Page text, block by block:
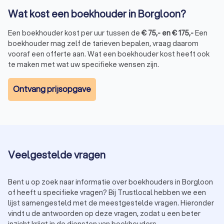
een betaalbare expert voor uw persoonlijke administratie of
gewoon iemand die met u meedenkt als ondernemer: via
Trustlocal vindt u snel en eenvoudig een overzicht van
betrouwbare boekhouders in Borgloon.
U vergelijkt boekhoudkantoren op basis van echte
klantbeoordelingen, heldere prijsopgaven en duidelijke
informatie over hun werkwijze. Zo maakt u in een paar klikken
een weloverwogen keuze die past bij uw situatie én budget.
Waar moet u op letten bij het kiezen van een boekhouder?
branche of bedrijfsvorm.
Transparante communicatie over kosten
boekhouder in Borgloon maakt duidelijke afspraken over
tarieven en voorkomt verrassingen achteraf.
Flexibiliteit en digitale mogelijkheden
Kunt u online uw bonnetjes aanleveren? Is er een handig
Wat kost een boekhouder in Borgloon?
Een boekhouder kost per uur tussen de € 75,- en€175,-Een
boekhouder mag zelf de tarieven bepalen, vraag daarom
vooraf een offerte aan. Wat een boekhouder kost heeft ook
te maken met wat uw specifieke wensen zijn.
Ontvang prijsopgave
Veelgestelde vragen
Bent u op zoek naar informatie over boekhouders in Borgloon
of heeft u specifieke vragen? Bij Trustlocal hebben we een
lijst samengesteld met de meestgestelde vragen. Hieronder
vindt u de antwoorden op deze vragen, zodat u een beter